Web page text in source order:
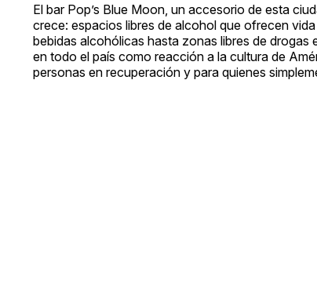
El bar Pop’s Blue Moon, un accesorio de esta
crece: espacios libres de alcohol que ofrecen
bebidas alcohólicas hasta zonas libres de
en todo el país como reacción a la cultura de
personas en recuperación y para quienes